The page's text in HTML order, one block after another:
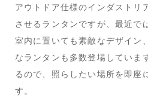
アウトドア仕様のインダストリ
させるランタンですが、最近で
室内に置いても素敵なデザイン
なランタンも多数登場していま
るので、照らしたい場所を即座
す。